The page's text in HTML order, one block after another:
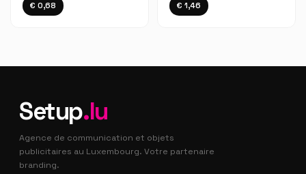
€ 0,68 € 1,46
Setup.lu
Agence de communication et objets
publicitaires au Luxembourg. Votre partenaire
branding.